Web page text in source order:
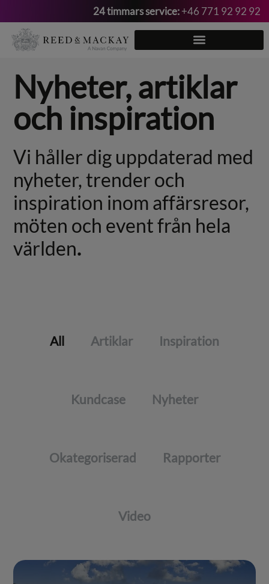
Hoppa
till
24 timmars service:+46 771 92 92 92
Nyheter, artiklar
och inspiration
Vi håller dig uppdaterad med
nyheter, trender och
inspiration inom affärsresor,
möten och event från hela
världen.
All Artiklar Inspiration
Kundcase Nyheter
Okategoriserad Rapporter
Video